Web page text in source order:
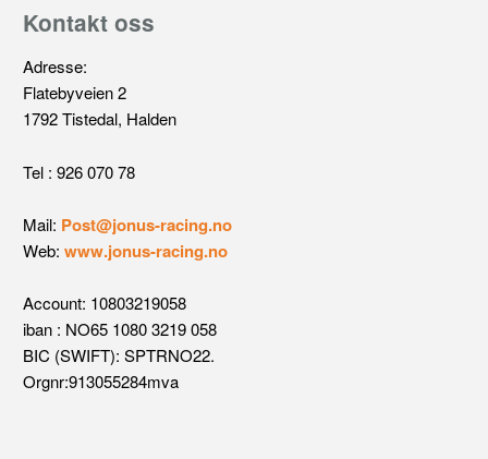
Kontakt oss
Adresse:
Flatebyveien 2
1792 Tistedal, Halden
Tel : 926 070 78
Mail: Post@jonus-racing.no
Web: www.jonus-racing.no
Account: 10803219058
iban : NO65 1080 3219 058
BIC (SWIFT): SPTRNO22.
Orgnr:913055284mva